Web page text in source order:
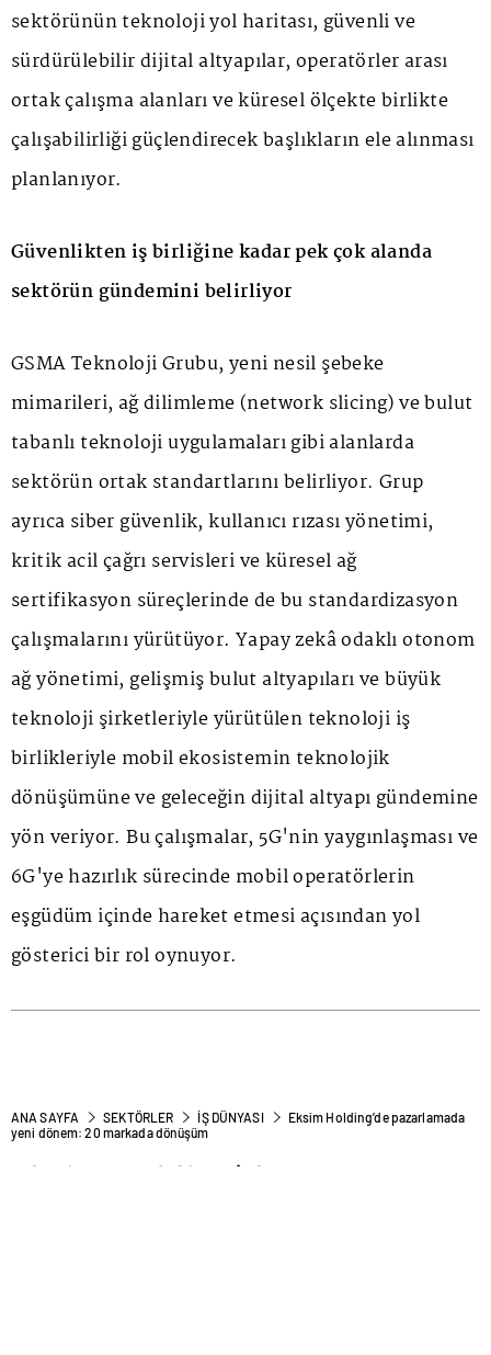
sektörünün teknoloji yol haritası, güvenli ve
sürdürülebilir dijital altyapılar, operatörler arası
ortak çalışma alanları ve küresel ölçekte birlikte
çalışabilirliği güçlendirecek başlıkların ele alınması
planlanıyor.
Güvenlikten iş birliğine kadar pek çok alanda
sektörün gündemini belirliyor
GSMA Teknoloji Grubu, yeni nesil şebeke
mimarileri, ağ dilimleme (network slicing) ve bulut
tabanlı teknoloji uygulamaları gibi alanlarda
sektörün ortak standartlarını belirliyor. Grup
ayrıca siber güvenlik, kullanıcı rızası yönetimi,
kritik acil çağrı servisleri ve küresel ağ
sertifikasyon süreçlerinde de bu standardizasyon
çalışmalarını yürütüyor. Yapay zekâ odaklı otonom
ağ yönetimi, gelişmiş bulut altyapıları ve büyük
teknoloji şirketleriyle yürütülen teknoloji iş
birlikleriyle mobil ekosistemin teknolojik
dönüşümüne ve geleceğin dijital altyapı gündemine
yön veriyor. Bu çalışmalar, 5G'nin yaygınlaşması ve
6G'ye hazırlık sürecinde mobil operatörlerin
eşgüdüm içinde hareket etmesi açısından yol
gösterici bir rol oynuyor.
ANA SAYFA SEKTÖRLER İŞ DÜNYASI
Eksim Holding’de pazarlamada
yeni dönem: 20 markada dönüşüm
Eksim Holding’de